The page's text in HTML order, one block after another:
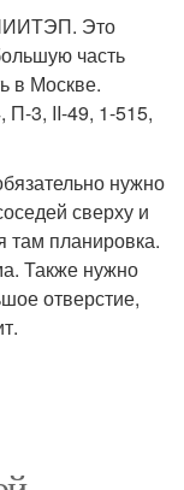
Это
часть
в Москве.
П-3, II-49, 1-515,
нужно
сверху и
там планировка.
Также нужно
отверстие,